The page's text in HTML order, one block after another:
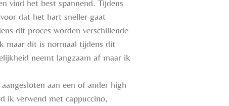
vind het best spannend. Tijdens
dat het hart sneller gaat
dit proces worden verschillende
maar dit is normaal tijdens dit
neemt langzaam af maar ik
aan een of ander high
ik verwend met cappuccino,